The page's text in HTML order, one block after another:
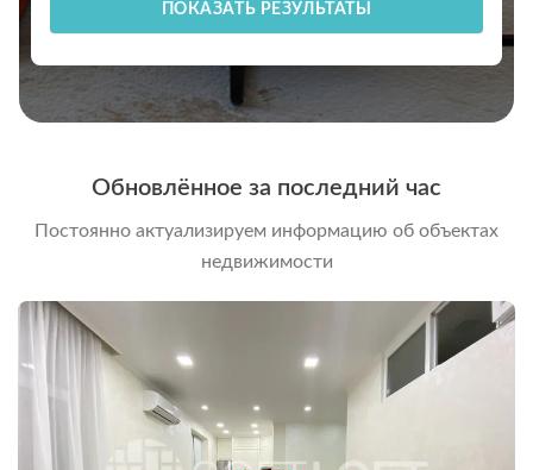
ПОКАЗАТЬ РЕЗУЛЬТАТЫ
Обновлённое за последний час
Постоянно актуализируем информацию об объектах
недвижимости